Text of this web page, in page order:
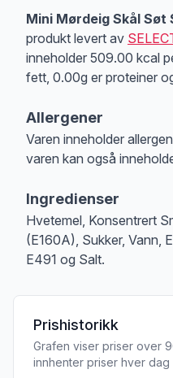
Produktbeskrivelse
Mini Mørdeig Skål
produkt levert av
inneholder 509.00 kcal
fett, 0.00g er proteiner
Allergener
Varen inneholder
varen kan også
Ingredienser
Hvetemel, Konsentrert
(E160A), Sukker, Vann,
E491 og Salt.
Prishistorikk
Grafen viser priser over
innhenter priser hver